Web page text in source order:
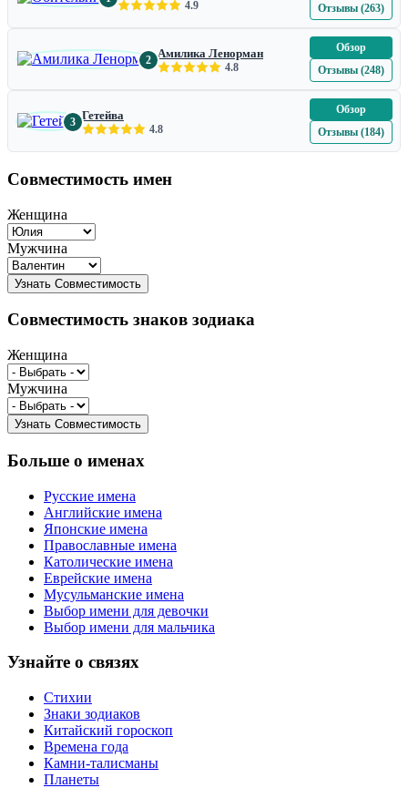
4.9
Отзывы (263)
2 Амилика Ленорман
4.8
Обзор
Отзывы (248)
3 Гетейва
4.8
Обзор
Отзывы (184)
Совместимость имен
Женщина
Мужчина
Совместимость знаков зодиака
Женщина
Мужчина
Больше о именах
Русские имена
Английские имена
Японские имена
Православные имена
Католические имена
Еврейские имена
Мусульманские имена
Выбор имени для девочки
Выбор имени для мальчика
Узнайте о связях
Стихии
Знаки зодиаков
Китайский гороскоп
Времена года
Камни-талисманы
Планеты